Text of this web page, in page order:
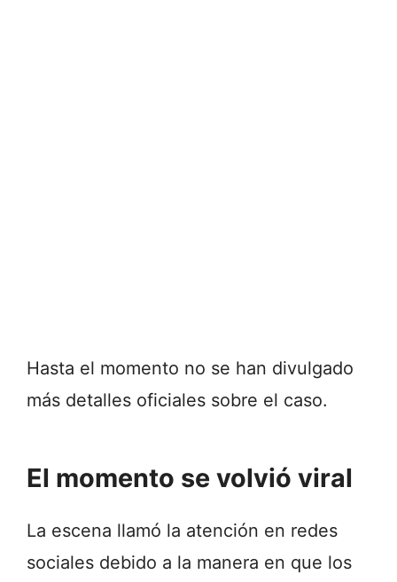
Hasta el momento no se han divulgado
más detalles oficiales sobre el caso.
El momento se volvió viral
La escena llamó la atención en redes
sociales debido a la manera en que los